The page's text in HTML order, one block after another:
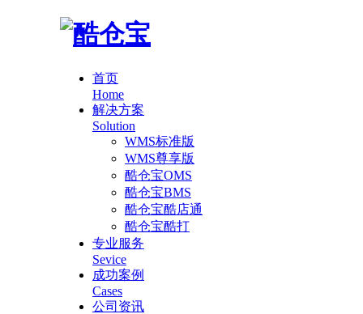
首页
Home
解决方案
Solution
WMS标准版
WMS尊享版
酷仓宝OMS
酷仓宝BMS
酷仓宝酷店通
酷仓宝酷打
专业服务
Sevice
成功案例
Cases
公司资讯